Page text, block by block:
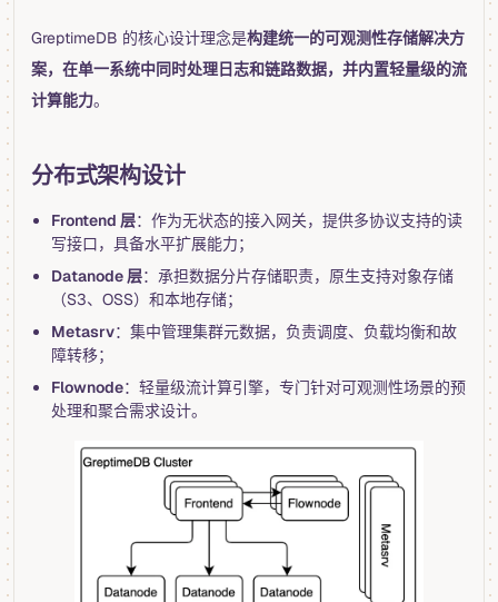
GreptimeDB 的核心设计理念是构建统一的可观测性存储解决方
案，在单一系统中同时处理日志和链路数据，并内置轻量级的流
计算能力。
分布式架构设计
Frontend 层：作为无状态的接入网关，提供多协议支持的读
写接口，具备水平扩展能力；
Datanode 层：承担数据分片存储职责，原生支持对象存储
（S3、OSS）和本地存储；
Metasrv：集中管理集群元数据，负责调度、负载均衡和故
障转移；
Flownode：轻量级流计算引擎，专门针对可观测性场景的预
处理和聚合需求设计。